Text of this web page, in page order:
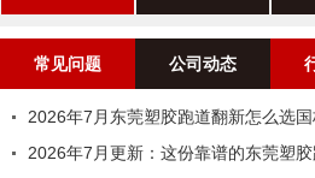
常见问题 公司动态
2026年7月东莞塑胶跑道翻新怎么选
2026年7月更新：这份靠谱的东莞塑